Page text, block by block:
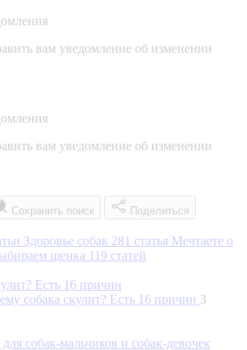
вам уведомление об изменении
вам уведомление об изменении
Сохранить поиск Поделиться
Здоровье собак 281 статья Мечтаете о
щенка 119 статей
собака скулит? Есть 16 причин 3